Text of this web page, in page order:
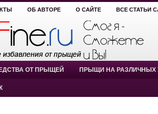
ОБ АВТОРЕ О САЙТЕ ВСЕ СТАТЬИ
ОТ ПРЫЩЕЙ ПРЫЩИ НА РАЗЛИЧНЫХ